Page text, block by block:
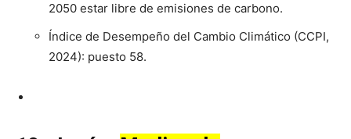
2050 estar libre de emisiones de carbono.
Índice de Desempeño del Cambio Climático (CCPI,
2024): puesto 58.